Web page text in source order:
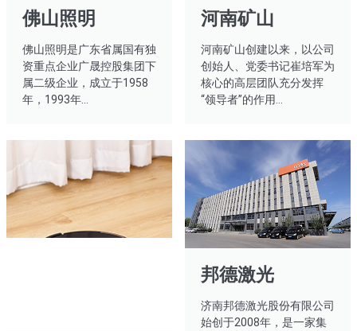
佛山照明
佛山照明是广东省属国有独
资重点企业广晟控股集团下
属二级企业，成立于1958
年，1993年…
河南矿山
河南矿山创建以来，以公司
创始人、党委书记崔培军为
核心的高层团队充分发挥
“领导者”的作用…
邦德激光
济南邦德激光股份有限公司
始创于2008年，是一家集